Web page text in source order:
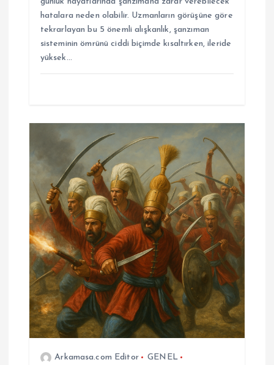
hatalara neden olabilir. Uzmanların görüşüne göre
tekrarlayan bu 5 önemli alışkanlık, şanzıman
sisteminin ömrünü ciddi biçimde kısaltırken, ileride
yüksek…
Arkamasa.com Editor
GENEL